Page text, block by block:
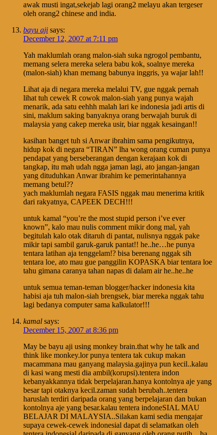
awak musti ingat,sekejab lagi orang2 melayu akan tergeser
oleh orang2 chinese and india.
bayu aji says:
December 12, 2007 at 7:11 pm
Yah maklumlah orang malon-siah suka ngrogol pembantu,
memang selera mereka selera babu kok, soalnye mereka
(malon-siah) khan memang babunya inggris, ya wajar lah!!
Lihat aja di negara mereka melalui TV, gue nggak pernah
lihat tuh cewek R cowok malon-siah yang punya wajah
menarik, ada satu eehhh malah lari ke indonesia jadi artis di
sini, maklum saking banyaknya orang berwajah buruk di
malaysia yang cakep mereka usir, biar nggak kesaingan!!
kasihan banget tuh si Anwar ibrahim sama pengikutnya,
hidup kok di negara “TIRAN” lha wong orang cuman punya
pendapat yang berseberangan dengan kerajaan kok di
tangkap, itu mah udah ngga jaman lagi, ato jangan-jangan
yang dituduhkan Anwar ibrahim ke pemerintahannya
memang betul??
yach maklumlah negara FASIS nggak mau menerima kritik
dari rakyatnya, CAPEEK DECH!!!
untuk kamal “you’re the most stupid person i’ve ever
known”, kalo mau nulis comment mikir dong mal, yah
begitulah kalo otak ditaruh di pantat, nulisnya nggak pake
mikir tapi sambil garuk-garuk pantat!! he..he…he punya
tentara latihan aja tenggelam!? bisa berenang nggak sih
tentara loe, ato mau gue panggilin KOPASKA biar tentara loe
tahu gimana caranya tahan napas di dalam air he..he..he
untuk semua teman-teman blogger/hacker indonesia kita
habisi aja tuh malon-siah brengsek, biar mereka nggak tahu
lagi bedanya computer sama kalkulator!!!
kamal says:
December 15, 2007 at 8:36 pm
May be bayu aji using monkey brain.that why he talk and
think like monkey.lor punya tentera tak cukup makan
macammana mau ganyang malaysia.gajinya pun kecil..kalau
di kasi wang mesti dia ambil(korupsi).tentera indon
kebanyakkannya tidak berpelajaran.hanya kontolnya aje yang
besar tapi otaknya kecil.zaman sudah berubah..tentera
haruslah terdiri daripada orang yang berpelajaran dan bukan
kontolnya aje yang besar.kalau tentera indoneSIAL MAU
BELAJAR DI MALAYSIA..Silakan kami sedia mengajar
supaya cewek-cewek indonesial dapat di selamatkan oleh